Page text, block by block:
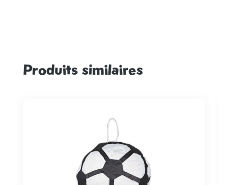
Ignorer la galerie de produits
Produits similaires